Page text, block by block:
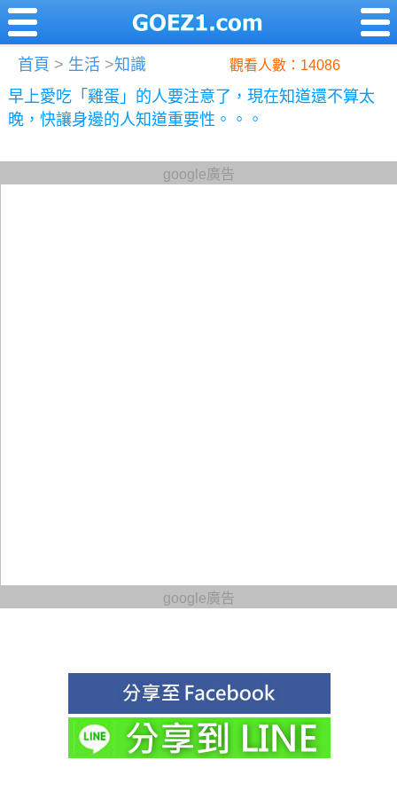
首頁 > 生活 >知識 觀看人數：14086
早上愛吃「雞蛋」的人要注意了，現在知道還不算太
晚，快讓身邊的人知道重要性。。。
google廣告
google廣告